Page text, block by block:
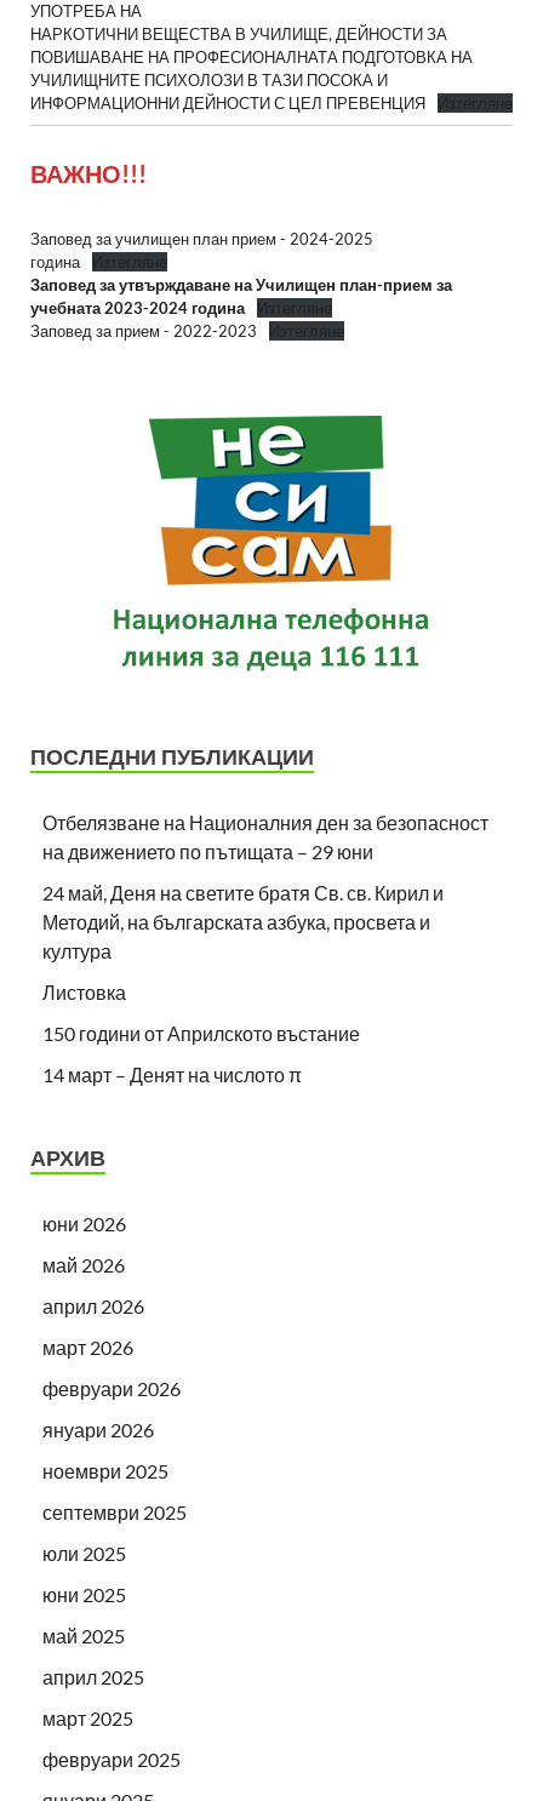
УПОТРЕБА НА
НАРКОТИЧНИ ВЕЩЕСТВА В УЧИЛИЩЕ, ДЕЙНОСТИ ЗА
ПОВИШАВАНЕ НА ПРОФЕСИОНАЛНАТА ПОДГОТОВКА НА
УЧИЛИЩНИТЕ ПСИХОЛОЗИ В ТАЗИ ПОСОКА И
ИНФОРМАЦИОННИ ДЕЙНОСТИ С ЦЕЛ ПРЕВЕНЦИЯ
Изтегляне
ВАЖНО!!!
Заповед за училищен план прием - 2024-2025
година
Изтегляне
Заповед за утвърждаване на Училищен план-прием за
учебната 2023-2024 година
Изтегляне
Заповед за прием - 2022-2023
Изтегляне
ПОСЛЕДНИ ПУБЛИКАЦИИ
Отбелязване на Националния ден за безопасност
на движението по пътищата – 29 юни
24 май, Деня на светите братя Св. св. Кирил и
Методий, на българската азбука, просвета и
култура
Листовка
150 години от Априлското въстание
14 март – Денят на числото π
АРХИВ
юни 2026
май 2026
април 2026
март 2026
февруари 2026
януари 2026
ноември 2025
септември 2025
юли 2025
юни 2025
май 2025
април 2025
март 2025
февруари 2025